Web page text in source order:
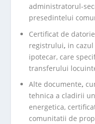
administratorul-
presedintelui
Certificat de
registrului, in
ipotecar, care
transferului
Alte documente,
tehnica a cladirii
energetica,
comunitatii de